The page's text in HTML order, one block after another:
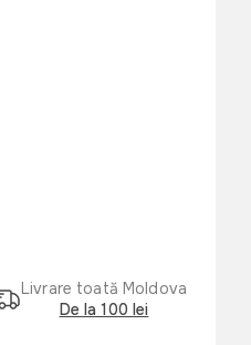
Livrare toată Moldova
De la 100 lei